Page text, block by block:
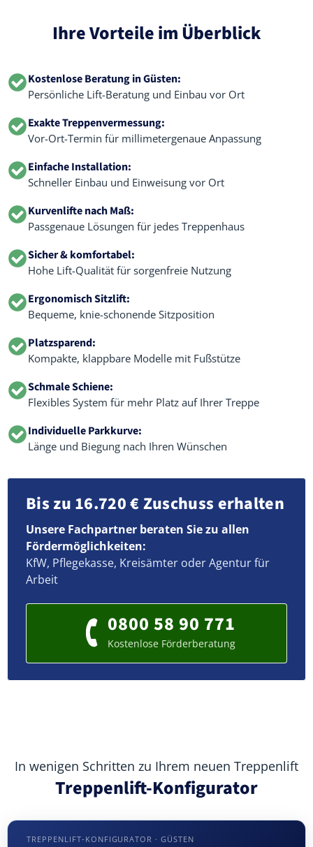
Ihre Vorteile im Überblick
Kostenlose Beratung in Güsten:
Persönliche Lift-Beratung und Einbau vor Ort
Exakte Treppenvermessung:
Vor-Ort-Termin für millimetergenaue Anpassung
Einfache Installation:
Schneller Einbau und Einweisung vor Ort
Kurvenlifte nach Maß:
Passgenaue Lösungen für jedes Treppenhaus
Sicher & komfortabel:
Hohe Lift-Qualität für sorgenfreie Nutzung
Ergonomisch Sitzlift:
Bequeme, knie-schonende Sitzposition
Platzsparend:
Kompakte, klappbare Modelle mit Fußstütze
Schmale Schiene:
Flexibles System für mehr Platz auf Ihrer Treppe
Individuelle Parkkurve:
Länge und Biegung nach Ihren Wünschen
Bis zu 16.720 € Zuschuss erhalten
Unsere Fachpartner beraten Sie zu allen
Fördermöglichkeiten:
KfW, Pflegekasse, Kreisämter oder Agentur für
Arbeit
0800 58 90 771
Kostenlose Förderberatung
In wenigen Schritten zu Ihrem neuen Treppenlift
Treppenlift-Konfigurator
TREPPENLIFT-KONFIGURATOR · GÜSTEN